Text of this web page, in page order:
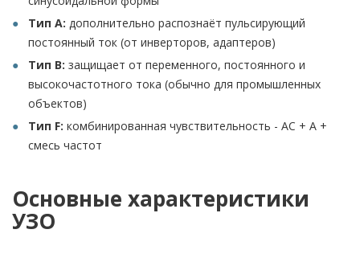
Тип A: дополнительно распознаёт пульсирующий
постоянный ток (от инверторов, адаптеров)
Тип B: защищает от переменного, постоянного и
высокочастотного тока (обычно для промышленных
объектов)
Тип F: комбинированная чувствительность - AC + A +
смесь частот
Основные характеристики
УЗО